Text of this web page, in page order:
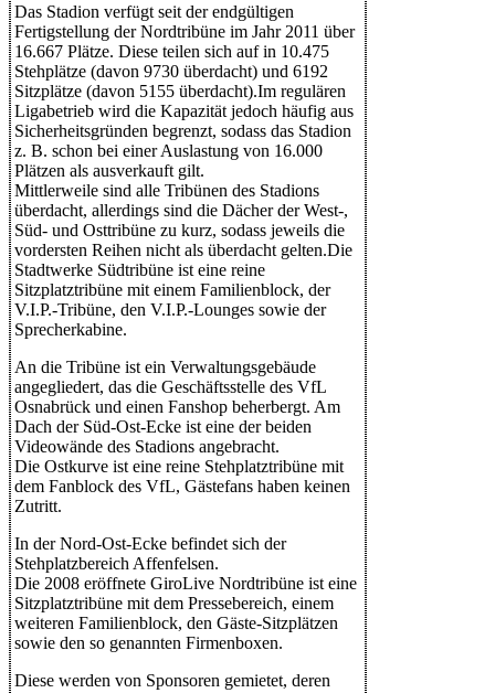
Das Stadion verfügt seit der endgültigen
Fertigstellung der Nordtribüne im Jahr 2011 über
16.667 Plätze. Diese teilen sich auf in 10.475
Stehplätze (davon 9730 überdacht) und 6192
Sitzplätze (davon 5155 überdacht).Im regulären
Ligabetrieb wird die Kapazität jedoch häufig aus
Sicherheitsgründen begrenzt, sodass das Stadion
z. B. schon bei einer Auslastung von 16.000
Plätzen als ausverkauft gilt.
Mittlerweile sind alle Tribünen des Stadions
überdacht, allerdings sind die Dächer der West-,
Süd- und Osttribüne zu kurz, sodass jeweils die
vordersten Reihen nicht als überdacht gelten.Die
Stadtwerke Südtribüne ist eine reine
Sitzplatztribüne mit einem Familienblock, der
V.I.P.-Tribüne, den V.I.P.-Lounges sowie der
Sprecherkabine.
An die Tribüne ist ein Verwaltungsgebäude
angegliedert, das die Geschäftsstelle des VfL
Osnabrück und einen Fanshop beherbergt. Am
Dach der Süd-Ost-Ecke ist eine der beiden
Videowände des Stadions angebracht.
Die Ostkurve ist eine reine Stehplatztribüne mit
dem Fanblock des VfL, Gästefans haben keinen
Zutritt.
In der Nord-Ost-Ecke befindet sich der
Stehplatzbereich Affenfelsen.
Die 2008 eröffnete GiroLive Nordtribüne ist eine
Sitzplatztribüne mit dem Pressebereich, einem
weiteren Familienblock, den Gäste-Sitzplätzen
sowie den so genannten Firmenboxen.
Diese werden von Sponsoren gemietet, deren